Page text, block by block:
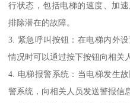
行状态，包括电梯的速度、加
排除潜在的故障。
3. 紧急呼叫按钮：在电梯内外
情况时可以通过按下按钮向相关
4. 电梯报警系统：当电梯发生
警系统，向相关人员发送警报信